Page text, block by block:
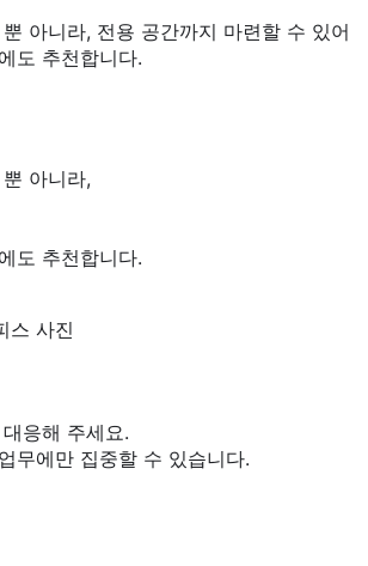
아니라, 전용 공간까지 마련할 수 있어
도 추천합니다.
아니라,
도 추천합니다.
응해 주세요.
무에만 집중할 수 있습니다.